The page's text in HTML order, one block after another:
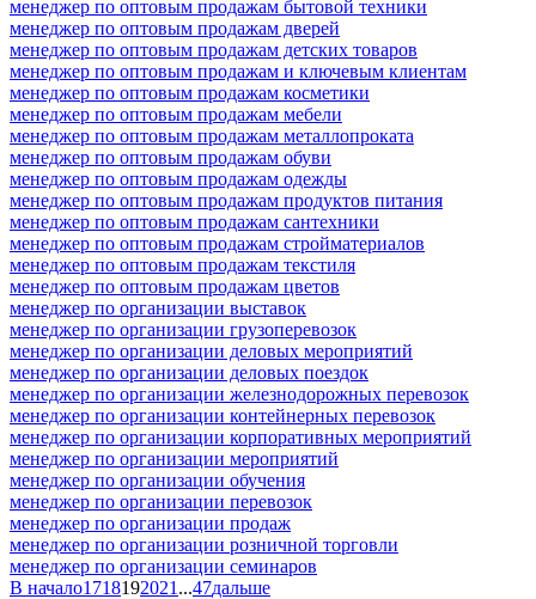
менеджер по оптовым продажам бытовой техники
менеджер по оптовым продажам дверей
менеджер по оптовым продажам детских товаров
менеджер по оптовым продажам и ключевым клиентам
менеджер по оптовым продажам косметики
менеджер по оптовым продажам мебели
менеджер по оптовым продажам металлопроката
менеджер по оптовым продажам обуви
менеджер по оптовым продажам одежды
менеджер по оптовым продажам продуктов питания
менеджер по оптовым продажам сантехники
менеджер по оптовым продажам стройматериалов
менеджер по оптовым продажам текстиля
менеджер по оптовым продажам цветов
менеджер по организации выставок
менеджер по организации грузоперевозок
менеджер по организации деловых мероприятий
менеджер по организации деловых поездок
менеджер по организации железнодорожных перевозок
менеджер по организации контейнерных перевозок
менеджер по организации корпоративных мероприятий
менеджер по организации мероприятий
менеджер по организации обучения
менеджер по организации перевозок
менеджер по организации продаж
менеджер по организации розничной торговли
менеджер по организации семинаров
В начало1718192021 ...47дальше